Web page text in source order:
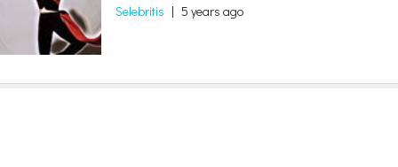
Selebritis | 5 years ago